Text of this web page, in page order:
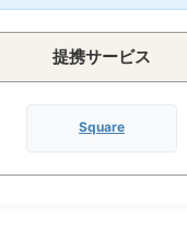
提携サービス
Square